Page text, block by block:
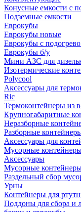
Конусные емкости с
Подземные емкости
Еврокубы
Еврокубы новые
Еврокубы с
Еврокубы б/у
Мини АЗС для
Изотермические
Polycool
Аксессуары для
Ric
Термоконтейнеры из
Крупногабаритные
Неразборные
Разборные
Аксессуары для
Мусорные
Аксессуары
Мусорные
Раздельный сбор
Урны
Контейнеры для
Поддоны для сбора и